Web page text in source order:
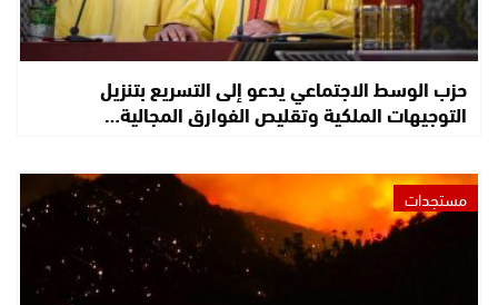
حزب الوسط الاجتماعي يدعو إلى التسريع بتنزيل
التوجيهات الملكية وتقليص الفوارق المجالية…
مستجدات